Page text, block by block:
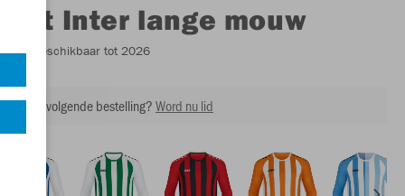
Shirt Inter lange mouw
- Beschikbaar tot 2026
op je volgende bestelling?Word nu lid